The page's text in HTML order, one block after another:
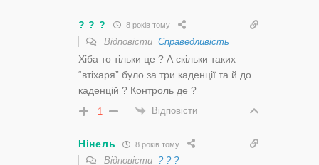
? ? ? 8 років тому
Відповісти Справедливість
Хіба то тільки це ? А скільки таких
“втіхаря” було за три каденції та й до
каденцій ? Контроль де ?
-1 Відповісти
Нінель 8 років тому
Відповісти ? ? ?